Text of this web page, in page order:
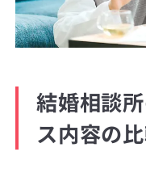
結婚相談
ス内容の